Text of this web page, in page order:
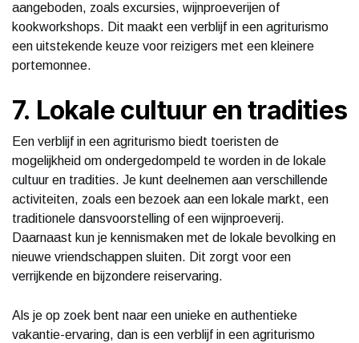
aangeboden, zoals excursies, wijnproeverijen of
kookworkshops. Dit maakt een verblijf in een agriturismo
een uitstekende keuze voor reizigers met een kleinere
portemonnee.
7. Lokale cultuur en tradities
Een verblijf in een agriturismo biedt toeristen de
mogelijkheid om ondergedompeld te worden in de lokale
cultuur en tradities. Je kunt deelnemen aan verschillende
activiteiten, zoals een bezoek aan een lokale markt, een
traditionele dansvoorstelling of een wijnproeverij.
Daarnaast kun je kennismaken met de lokale bevolking en
nieuwe vriendschappen sluiten. Dit zorgt voor een
verrijkende en bijzondere reiservaring.
Als je op zoek bent naar een unieke en authentieke
vakantie-ervaring, dan is een verblijf in een agriturismo